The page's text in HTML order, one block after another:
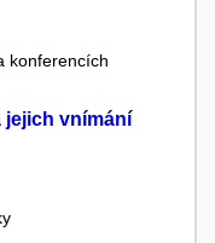
konferencích
jejich vnímání